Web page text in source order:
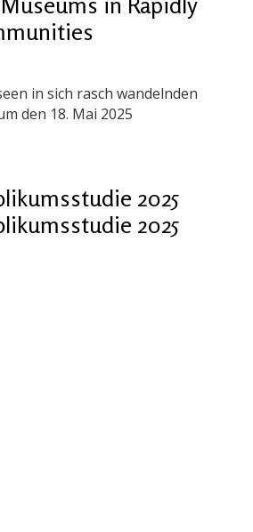
in sich rasch wandelnden
den 18. Mai 2025
2025
2025